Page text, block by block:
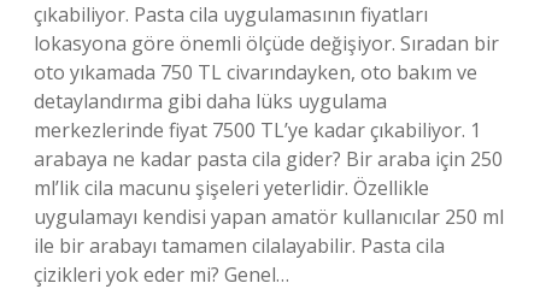
çıkabiliyor. Pasta cila uygulamasının fiyatları
lokasyona göre önemli ölçüde değişiyor. Sıradan bir
oto yıkamada 750 TL civarındayken, oto bakım ve
detaylandırma gibi daha lüks uygulama
merkezlerinde fiyat 7500 TL’ye kadar çıkabiliyor. 1
arabaya ne kadar pasta cila gider? Bir araba için 250
ml’lik cila macunu şişeleri yeterlidir. Özellikle
uygulamayı kendisi yapan amatör kullanıcılar 250 ml
ile bir arabayı tamamen cilalayabilir. Pasta cila
çizikleri yok eder mi? Genel…